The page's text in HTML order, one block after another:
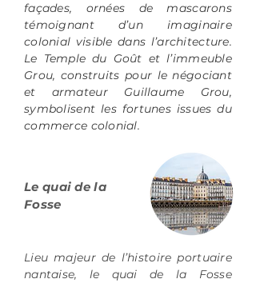
façades, ornées de mascarons
témoignant d’un imaginaire
colonial visible dans l’architecture.
Le Temple du Goût et l’immeuble
Grou, construits pour le négociant
et armateur Guillaume Grou,
symbolisent les fortunes issues du
commerce colonial.
Le quai de la
Fosse
Lieu majeur de l’histoire portuaire
nantaise, le quai de la Fosse